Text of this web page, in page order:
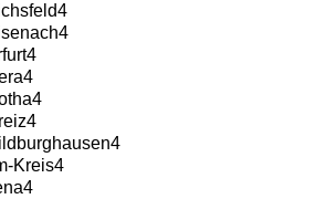
4
4
4
4
4
4
4
Kreis4
4